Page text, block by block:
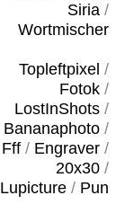
Siria/
Wortmischer
Topleftpixel /
Fotok/
LostInShots/
Bananaphoto/
Fff/ Engraver/
20x30/
Lupicture/ Pun